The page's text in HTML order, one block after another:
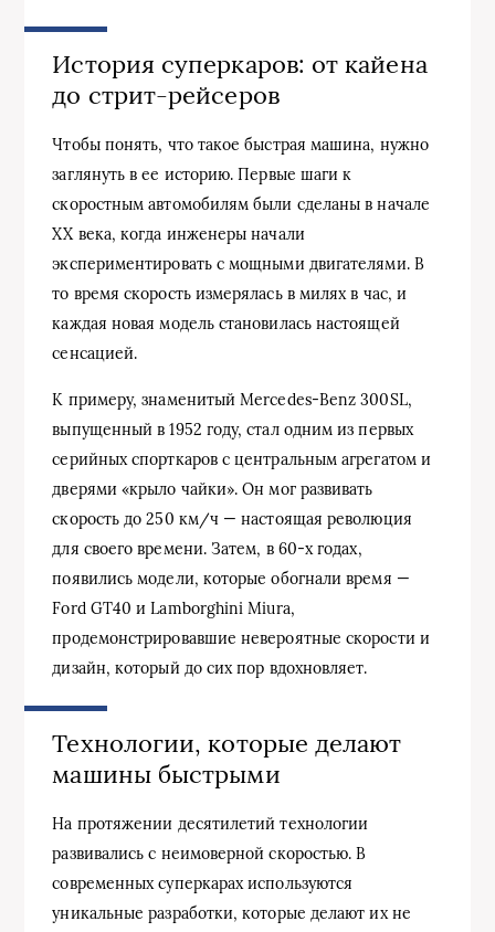
История суперкаров: от кайена
до стрит-рейсеров
Чтобы понять, что такое быстрая машина, нужно
заглянуть в ее историю. Первые шаги к
скоростным автомобилям были сделаны в начале
XX века, когда инженеры начали
экспериментировать с мощными двигателями. В
то время скорость измерялась в милях в час, и
каждая новая модель становилась настоящей
сенсацией.
К примеру, знаменитый Mercedes-Benz 300SL,
выпущенный в 1952 году, стал одним из первых
серийных спорткаров с центральным агрегатом и
дверями «крыло чайки». Он мог развивать
скорость до 250 км/ч — настоящая революция
для своего времени. Затем, в 60-х годах,
появились модели, которые обогнали время —
Ford GT40 и Lamborghini Miura,
продемонстрировавшие невероятные скорости и
дизайн, который до сих пор вдохновляет.
Технологии, которые делают
машины быстрыми
На протяжении десятилетий технологии
развивались с неимоверной скоростью. В
современных суперкарах используются
уникальные разработки, которые делают их не